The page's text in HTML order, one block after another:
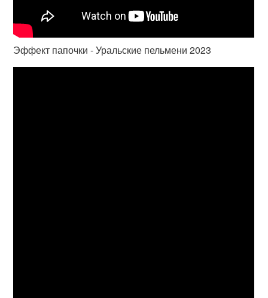
Эффект папочки - Уральские пельмени 2023